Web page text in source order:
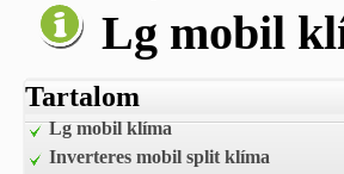
Lg mobil
Tartalom
Lg mobil klíma
Inverteres mobil split klíma